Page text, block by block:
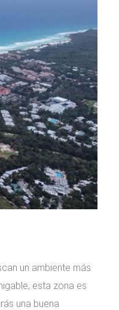
un ambiente más
esta zona es
una buena